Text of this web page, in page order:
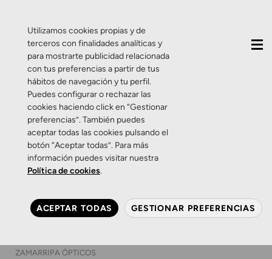
Etiqueta:ilusiones
auditivas
Curiosidades Salud Auditiva
Ilusiones auditivas: cuando
tus oídos te engañan.
ZAMARRIPA ÓPTICOS
Utilizamos cookies propias y de
terceros con finalidades analíticas y
para mostrarte publicidad relacionada
con tus preferencias a partir de tus
hábitos de navegación y tu perfil.
Puedes configurar o rechazar las
cookies haciendo click en “Gestionar
preferencias”. También puedes
aceptar todas las cookies pulsando el
botón “Aceptar todas”. Para más
información puedes visitar nuestra
Política de cookies.
ACEPTAR TODAS GESTIONAR PREFERENCIAS